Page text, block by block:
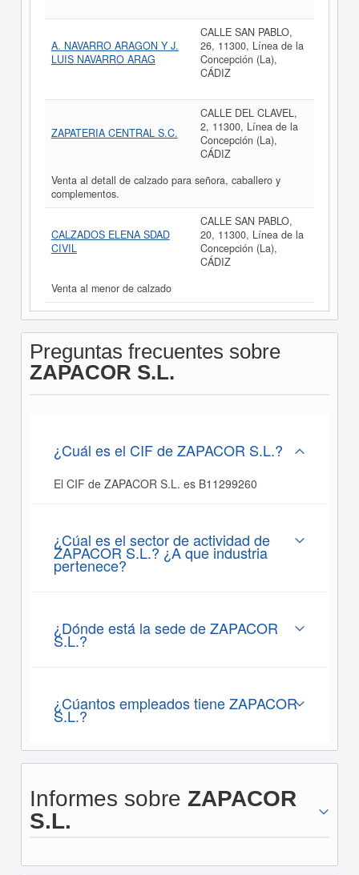
A. NAVARRO ARAGON Y J.
LUIS NAVARRO ARAG
CALLE SAN PABLO,
26, 11300, Línea de la
Concepción (La),
CÁDIZ
ZAPATERIA CENTRAL S.C.
CALLE DEL CLAVEL,
2, 11300, Línea de la
Concepción (La),
CÁDIZ
Venta al detall de calzado para señora, caballero y
complementos.
CALZADOS ELENA SDAD
CIVIL
CALLE SAN PABLO,
20, 11300, Línea de la
Concepción (La),
CÁDIZ
Venta al menor de calzado
Preguntas frecuentes sobre
ZAPACOR S.L.
¿Cuál es el CIF de ZAPACOR S.L.?
El CIF de ZAPACOR S.L. es B11299260
¿Cúal es el sector de actividad de
ZAPACOR S.L.? ¿A que industria
pertenece?
¿Dónde está la sede de ZAPACOR
S.L.?
¿Cúantos empleados tiene ZAPACOR
S.L.?
Informes sobre ZAPACOR
S.L.